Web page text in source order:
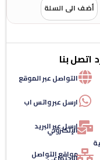
أضف الى السلة
اتصل بنا
التواصل عبر الموقع
ارسل عبر واتس اب
ارسل عبر البريد
الإلكتروني
مواقع التواصل